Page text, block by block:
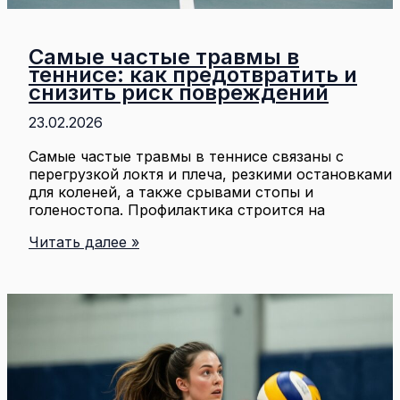
Самые частые травмы в
теннисе: как предотвратить и
снизить риск повреждений
23.02.2026
Самые частые травмы в теннисе связаны с
перегрузкой локтя и плеча, резкими остановками
для коленей, а также срывами стопы и
голеностопа. Профилактика строится на
Самые
в
и
Читать далее »